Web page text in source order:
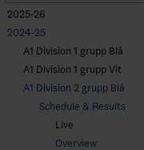
2025-26
2024-25
A1 Division 1 grupp Blå
A1 Division 1 grupp Vit
A1 Division 2 grupp Blå
Schedule & Results
Live
Overview